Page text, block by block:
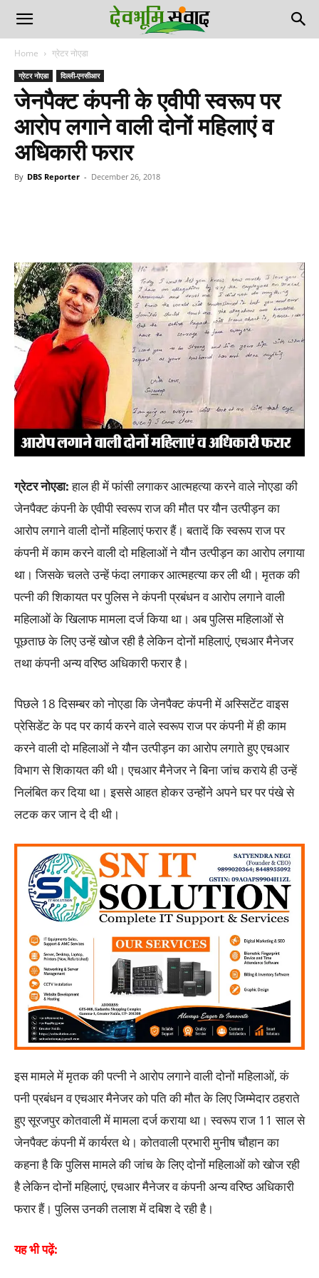
Home ग्रेटर नोएडा
ग्रेटर नोएडा दिल्ली-एनसीआर
जेनपैक्ट कंपनी के एवीपी स्वरूप पर
आरोप लगाने वाली दोनों महिलाएं व
अधिकारी फरार
By DBS Reporter - December 26, 2018
ग्रेटर नोएडा:हाल ही में फांसी लगाकर आत्महत्या करने वाले नोएडा की
जेनपैक्ट कंपनी के एवीपी स्वरूप राज की मौत पर यौन उत्पीड़न का
आरोप लगाने वाली दोनों महिलाएं फरार हैं। बतादें कि स्वरूप राज पर
कंपनी में काम करने वाली दो महिलाओं ने यौन उत्पीड़न का आरोप लगाया
था। जिसके चलते उन्हें फंदा लगाकर आत्महत्या कर ली थी। मृतक की
पत्नी की शिकायत पर पुलिस ने कंपनी प्रबंधन व आरोप लगाने वाली
महिलाओं के खिलाफ मामला दर्ज किया था। अब पुलिस महिलाओं से
पूछताछ के लिए उन्हें खोज रही है लेकिन दोनों महिलाएं, एचआर मैनेजर
तथा कंपनी अन्य वरिष्ठ अधिकारी फरार है।
पिछले 18 दिसम्बर को नोएडा कि जेनपैक्ट कंपनी में अस्सिटेंट वाइस
प्रेसिडेंट के पद पर कार्य करने वाले स्वरूप राज पर कंपनी में ही काम
करने वाली दो महिलाओं ने यौन उत्पीड़न का आरोप लगाते हुए एचआर
विभाग से शिकायत की थी। एचआर मैनेजर ने बिना जांच कराये ही उन्हें
निलंबित कर दिया था। इससे आहत होकर उन्होंने अपने घर पर पंखे से
लटक कर जान दे दी थी।
इस मामले में मृतक की पत्नी ने आरोप लगाने वाली दोनों महिलाओं, कं
पनी प्रबंधन व एचआर मैनेजर को पति की मौत के लिए जिम्मेदार ठहराते
हुए सूरजपुर कोतवाली में मामला दर्ज कराया था। स्वरूप राज 11 साल से
जेनपैक्ट कंपनी में कार्यरत थे। कोतवाली प्रभारी मुनीष चौहान का
कहना है कि पुलिस मामले की जांच के लिए दोनों महिलाओं को खोज रही
है लेकिन दोनों महिलाएं, एचआर मैनेजर व कंपनी अन्य वरिष्ठ अधिकारी
फरार हैं। पुलिस उनकी तलाश में दबिश दे रही है।
यह भी पढ़ें: